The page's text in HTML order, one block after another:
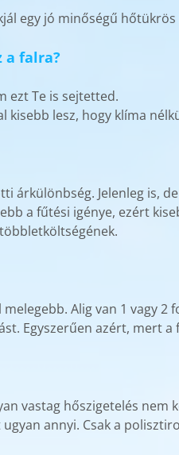
egy jó minőségű
a falra?
ezt Te is sejtetted.
kisebb lesz, hogy klíma
Jelenleg is,
a fűtési igénye, ezért
Alig van 1 vagy
Egyszerűen azért, mert
vastag hőszigetelés nem
annyi. Csak a